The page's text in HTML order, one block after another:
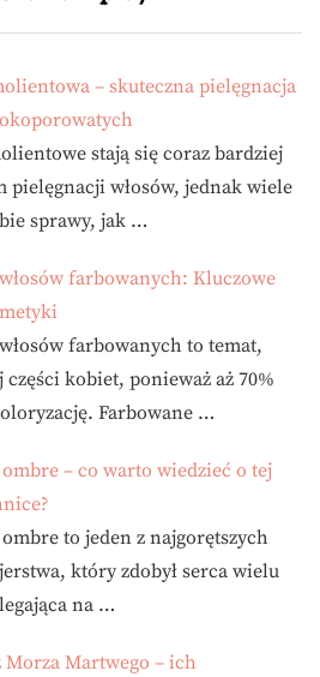
– skuteczna pielęgnacja
stają się coraz bardziej
włosów, jednak wiele
sprawy, jak …
farbowanych: Kluczowe
farbowanych to temat,
kobiet, ponieważ aż 70%
Farbowane …
– co warto wiedzieć o tej
to jeden z najgorętszych
który zdobył serca wielu
na …
Martwego – ich